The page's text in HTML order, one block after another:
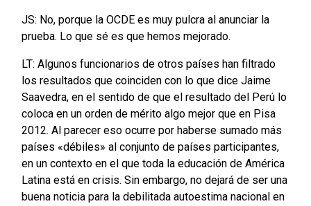
JS: No, porque la OCDE es muy pulcra al anunciar la
prueba. Lo que sé es que hemos mejorado.
LT: Algunos funcionarios de otros países han filtrado
los resultados que coinciden con lo que dice Jaime
Saavedra, en el sentido de que el resultado del Perú lo
coloca en un orden de mérito algo mejor que en Pisa
2012. Al parecer eso ocurre por haberse sumado más
países «débiles» al conjunto de países participantes,
en un contexto en el que toda la educación de América
Latina está en crisis. Sin embargo, no dejará de ser una
buena noticia para la debilitada autoestima nacional en